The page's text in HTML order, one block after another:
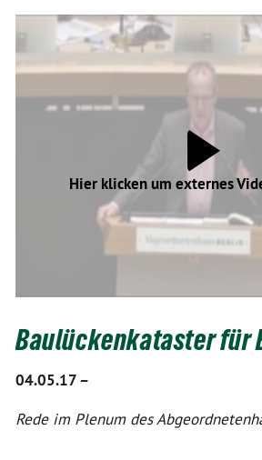
Hier klicken um externes
Baulückenkataster für
04.05.17 –
Rede im Plenum des